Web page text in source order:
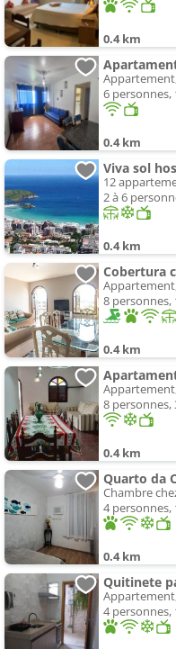
0.4 km
6 personnes,
0.4 km
Viva sol
12
2 à 6
0.4 km
8 personnes,
0.4 km
8 personnes,
0.4 km
Quarto da
Chambre
4 personnes,
0.4 km
Quitinete
4 personnes,